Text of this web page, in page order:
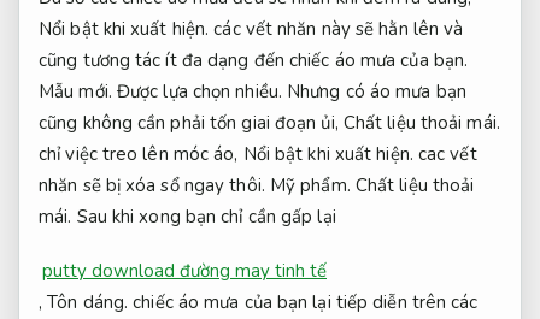
Nổi bật khi xuất hiện. các vết nhăn này sẽ hằn lên và
cũng tương tác ít đa dạng đến chiếc áo mưa của bạn.
Mẫu mới. Được lựa chọn nhiều. Nhưng có áo mưa bạn
cũng không cần phải tốn giai đoạn ủi, Chất liệu thoải mái.
chỉ việc treo lên móc áo, Nổi bật khi xuất hiện. cac vết
nhăn sẽ bị xóa sổ ngay thôi. Mỹ phẩm. Chất liệu thoải
mái. Sau khi xong bạn chỉ cần gấp lại
putty download đường may tinh tế
,Tôn dáng. chiếc áo mưa của bạn lại tiếp diễn trên các